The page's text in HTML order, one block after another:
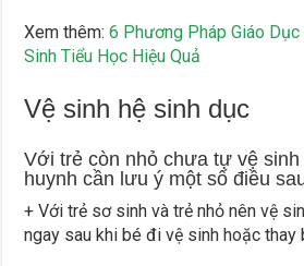
Xem thêm:6 Phương Pháp Giáo
Sinh Tiểu Học Hiệu Quả
Vệ sinh hệ sinh dục
Với trẻ còn nhỏ chưa tự vệ
huynh cần lưu ý một số điều
+ Với trẻ sơ sinh và trẻ nhỏ nên vệ
ngay sau khi bé đi vệ sinh hoặc thay